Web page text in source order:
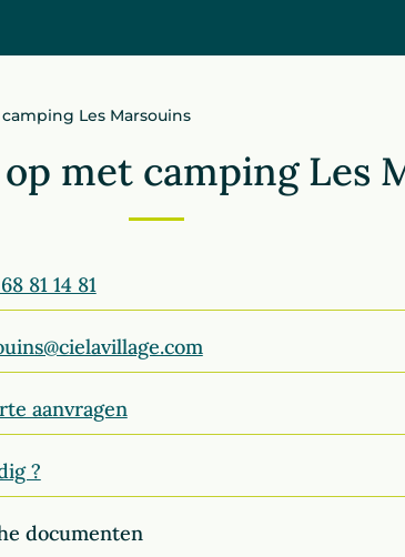
Les Marsouins
met camping Les
81 14 81
aanvragen
?
documenten